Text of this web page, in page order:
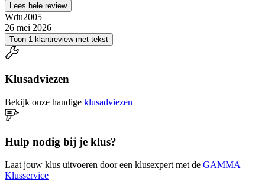
Lees hele review
Wdu2005
26 mei 2026
Toon 1 klantreview met tekst
Klusadviezen
Bekijk onze handige klusadviezen
Hulp nodig bij je klus?
Laat jouw klus uitvoeren door een klusexpert met de GAMMA
Klusservice